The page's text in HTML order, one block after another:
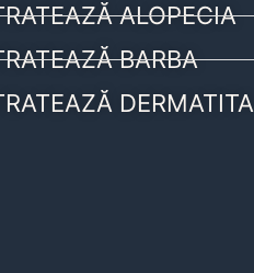
ALOPECIA
BARBA
DERMATITA